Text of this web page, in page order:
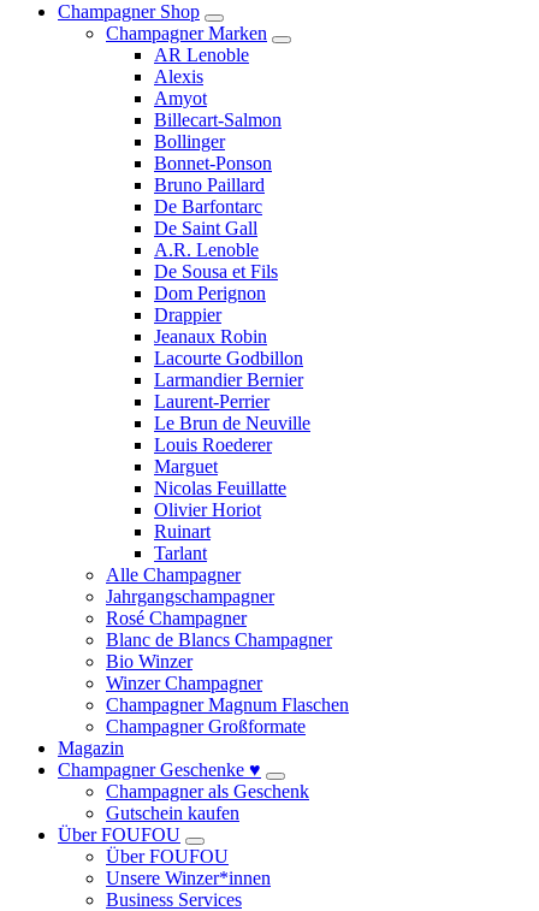
Champagner Shop
Champagner Marken
AR Lenoble
Alexis
Amyot
Billecart-Salmon
Bollinger
Bonnet-Ponson
Bruno Paillard
De Barfontarc
De Saint Gall
A.R. Lenoble
De Sousa et Fils
Dom Perignon
Drappier
Jeanaux Robin
Lacourte Godbillon
Larmandier Bernier
Laurent-Perrier
Le Brun de Neuville
Louis Roederer
Marguet
Nicolas Feuillatte
Olivier Horiot
Ruinart
Tarlant
Alle Champagner
Jahrgangschampagner
Rosé Champagner
Blanc de Blancs Champagner
Bio Winzer
Winzer Champagner
Champagner Magnum Flaschen
Champagner Großformate
Magazin
Champagner Geschenke ♥
Champagner als Geschenk
Gutschein kaufen
Über FOUFOU
Über FOUFOU
Unsere Winzer*innen
Business Services